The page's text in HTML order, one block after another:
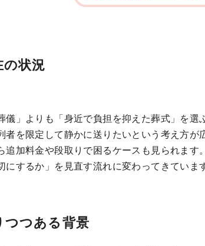
状況
儀」よりも「身近で負担を抑えた葬式」を選
者を限定して静かに送りたいという考え方が
追加料金や段取りで困るケースも見られま
するか」を見直す流れに変わってきています
つつある背景